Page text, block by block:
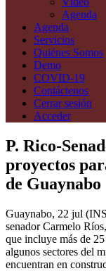
Agenda
Agenda
Servicios
Quiénes Somos
Demo
COVID-19
Contáctenos
Cerrar sesión
Acceder
P. Rico-
proyectos
de Guaynabo
Guaynabo, 22 jul
senador Carmelo
que incluye más de
algunos sectores del
encuentran en